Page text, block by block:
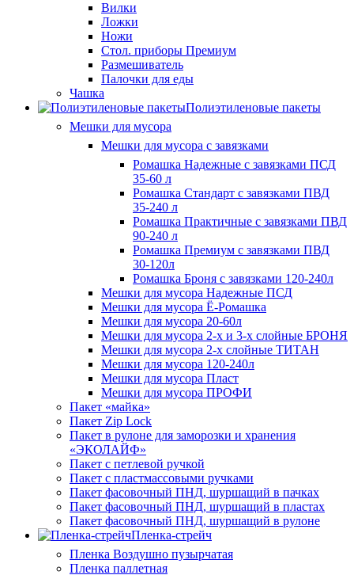
Вилки
Ложки
Ножи
Стол. приборы Премиум
Размешиватель
Палочки для еды
Чашка
Полиэтиленовые пакеты
Мешки для мусора
Мешки для мусора с завязками
Ромашка Надежные с завязками ПСД
35-60 л
Ромашка Стандарт с завязками ПВД
35-240 л
Ромашка Практичные с завязками ПВД
90-240 л
Ромашка Премиум с завязками ПВД
30-120л
Ромашка Броня с завязками 120-240л
Мешки для мусора Надежные ПСД
Мешки для мусора Ё-Ромашка
Мешки для мусора 20-60л
Мешки для мусора 2-х и 3-х слойные БРОНЯ
Мешки для мусора 2-х слойные ТИТАН
Мешки для мусора 120-240л
Мешки для мусора Пласт
Мешки для мусора ПРОФИ
Пакет «майка»
Пакет Zip Lock
Пакет в рулоне для заморозки и хранения
«ЭКОЛАЙФ»
Пакет с петлевой ручкой
Пакет с пластмассовыми ручками
Пакет фасовочный ПНД, шуршащий в пачках
Пакет фасовочный ПНД, шуршащий в пластах
Пакет фасовочный ПНД, шуршащий в рулоне
Пленка-стрейч
Пленка Воздушно пузырчатая
Пленка паллетная